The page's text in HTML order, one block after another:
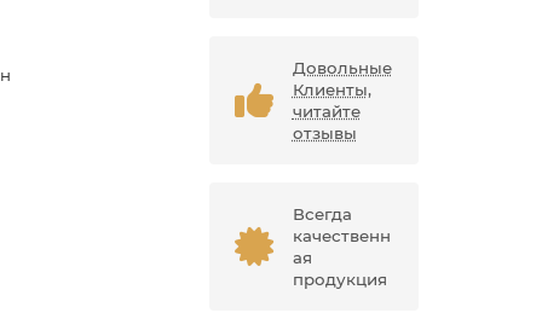
Довольные
Клиенты,
читайте
отзывы
Всегда
качественн
ая
продукция